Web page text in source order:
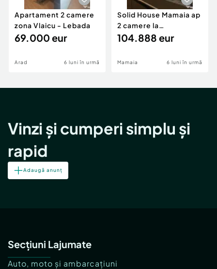
Apartament 2 camere
zona Vlaicu - Lebada
69.000 eur
Arad 6 luni în urmă
Solid House Mamaia ap
2 camere la
cheie,langa Mega
104.888 eur
Mamaia 6 luni în urmă
Vinzi și cumperi simplu și
rapid
Adaugă anunț
Secțiuni Lajumate
Auto, moto și ambarcațiuni